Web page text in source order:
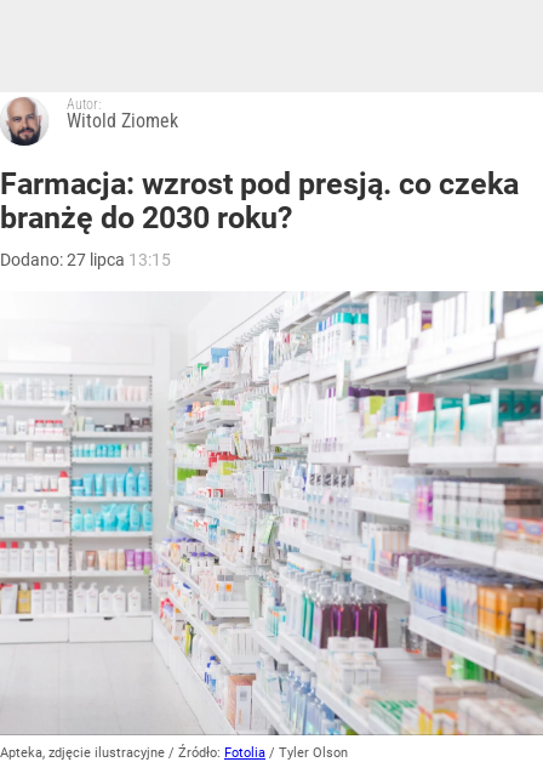
Autor:
Witold Ziomek
Farmacja: wzrost pod presją. co czeka
branżę do 2030 roku?
Dodano:27 lipca 13:15
Apteka, zdjęcie ilustracyjne / Źródło: Fotolia / Tyler Olson